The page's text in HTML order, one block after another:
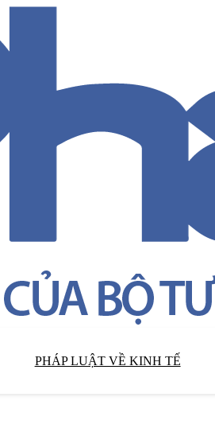
PHÁP LUẬT VỀ KINH TẾ